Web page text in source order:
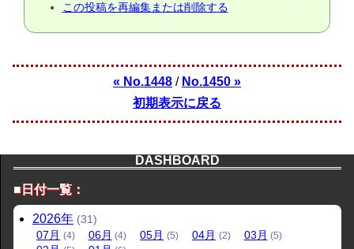
この投稿を再編集または削除する
« No.1448 / No.1450 »
初期表示に戻る
DASHBOARD
■日付一覧：
2026年 (31)
07 月 (4) 06月 (4) 05月 (5) 04月 (2) 03 月 (5)